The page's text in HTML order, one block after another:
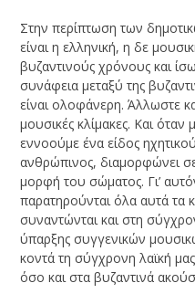
Στην περίπτωση των
είναι η ελληνική, η δε
βυζαντινούς χρόνους και
συνάφεια μεταξύ της
είναι ολοφάνερη. Άλλωστε
μουσικές κλίμακες. Και όταν
εννοούμε ένα είδος
ανθρώπινος, διαμορφώνει
μορφή του σώματος. Γι’
παρατηρούνται όλα αυτά τα
συναντώνται και στη
ύπαρξης συγγενικών
κοντά τη σύγχρονη λαϊκή
όσο και στα βυζαντινά